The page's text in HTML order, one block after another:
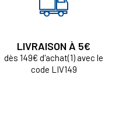
LIVRAISON À 5€
dès 149€ d'achat(1) avec le
code LIV149